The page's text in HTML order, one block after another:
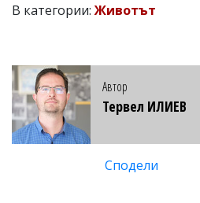
В категории:Животът
Автор
Тервел ИЛИЕВ
Сподели